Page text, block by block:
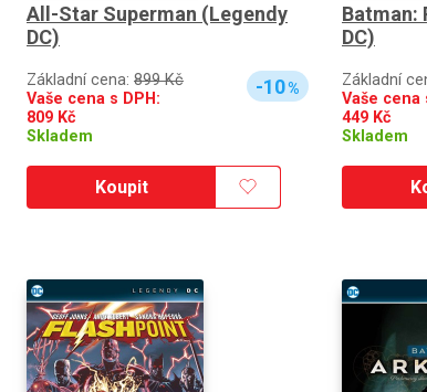
All-Star Superman (Legendy
DC)
Základní cena: 899 Kč
Vaše cena s DPH:
809 Kč
Skladem
-10%
Koupit
Batman:
DC)
Základní
Vaše cena
449 Kč
Skladem